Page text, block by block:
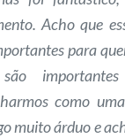
Acho que
para
como
muito árduo e